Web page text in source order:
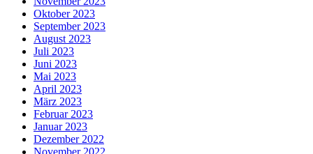
Oktober 2023
September 2023
August 2023
Juli 2023
Juni 2023
Mai 2023
April 2023
März 2023
Februar 2023
Januar 2023
Dezember 2022
November 2022